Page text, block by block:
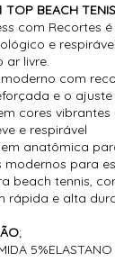
TOP BEACH
com Recortes
e
ar livre.
moderno com
e o
cores
e respirável
anatômica
modernos para
beach tennis,
rápida e alta
;
5%ELASTANO